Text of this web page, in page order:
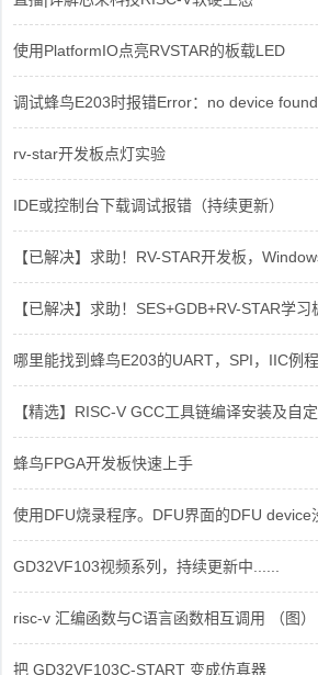
使用PlatformIO点亮RVSTAR的板载LED
调试蜂鸟E203时报错Error：no device found
rv-star开发板点灯实验
IDE或控制台下载调试报错（持续更新）
【已解决】求助！RV-STAR开发板，
【已解决】求助！SES+GDB+RV-STAR学习
哪里能找到蜂鸟E203的UART，SPI，IIC例程
【精选】RISC-V GCC工具链编译安装及自
蜂鸟FPGA开发板快速上手
使用DFU烧录程序。DFU界面的DFU device
GD32VF103视频系列，持续更新中......
risc-v 汇编函数与C语言函数相互调用 （图）
把 GD32VF103C-START 变成仿真器